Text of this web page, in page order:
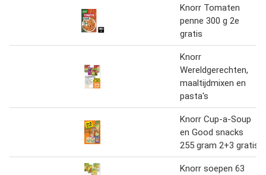
Knorr Tomaten
penne 300 g 2e
gratis
Knorr
Wereldgerechten,
maaltijdmixen en
pasta's
Knorr Cup-a-Soup
en Good snacks
255 gram 2+3 gratis
Knorr soepen 63